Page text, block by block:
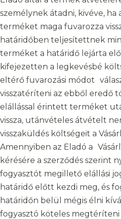
személynek átadni, kivéve,
terméket maga fuvarozza
határidőben teljesítettnek
terméket a határidő lejárta
kifejezetten a legkevésbé
eltérő fuvarozási módot
visszatéríteni az ebből eredő
elállással érintett terméket
vissza, utánvételes átvételt
visszaküldés költségeit a
Amennyiben az Eladó a
kérésére a szerződés szerint
fogyasztót megillető elállási
határidő előtt kezdi meg, és
határidőn belül mégis élni
fogyasztó köteles megtéríteni